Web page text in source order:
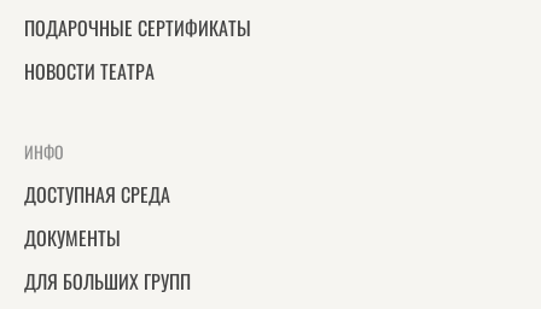
ПОДАРОЧНЫЕ СЕРТИФИКАТЫ
НОВОСТИ ТЕАТРА
ИНФО
ДОСТУПНАЯ СРЕДА
ДОКУМЕНТЫ
ДЛЯ БОЛЬШИХ ГРУПП